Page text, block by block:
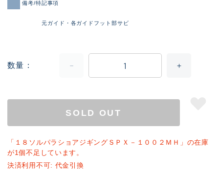
備考/特記事項
元ガイド・各ガイドフット部サビ
数量
SOLD OUT
「１８ソルパラショアジギングＳＰＸ－１００２ＭＨ」の在庫
が1個不足しています。
決済利用不可: 代金引換